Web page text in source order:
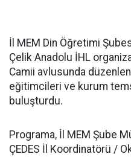
İl MEM Din Öğretimi
Çelik Anadolu İHL
Camii avlusunda
eğitimcileri ve kurum
buluşturdu.
Programa, İl MEM Şube
ÇEDES İl Koordinatörü /